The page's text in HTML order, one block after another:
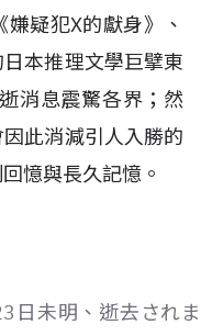
疑犯X的獻身》、
本推理文學巨擘東
消息震驚各界；然
此消減引人入勝的
憶與長久記憶。
日未明、逝去されま